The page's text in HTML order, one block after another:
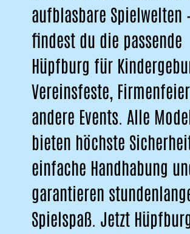
aufblasbare Spielwelten
findest du die passende
Hüpfburg für
Vereinsfeste,
andere Events. Alle
bieten höchste
einfache Handhabung
garantieren
Spielspaß. Jetzt